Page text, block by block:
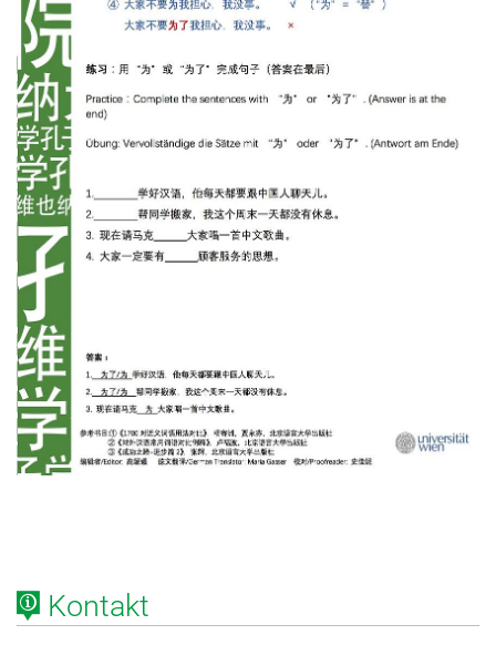
Kontakt